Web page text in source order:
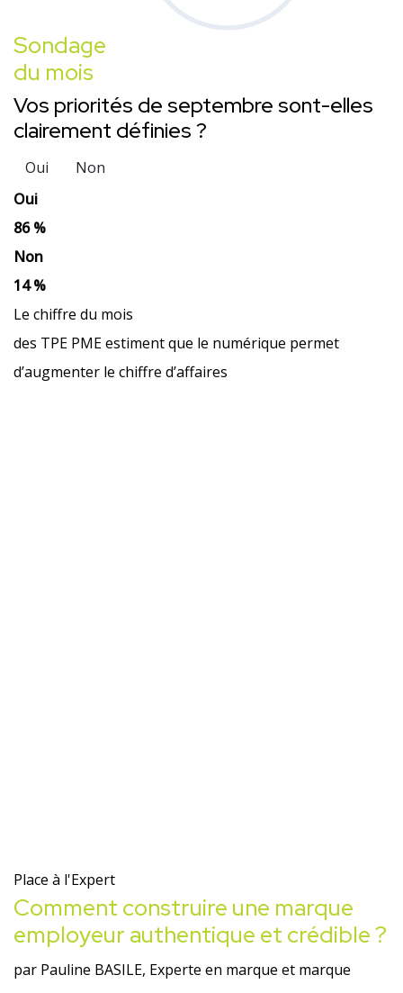
Sondage
du mois
Vos priorités de septembre sont-elles
clairement définies ?
Oui
Non
Oui
86 %
Non
14 %
Le chiffre du mois
des TPE PME estiment que le numérique permet
d’augmenter le chiffre d’affaires
Place à l'Expert
Comment construire une marque
employeur authentique et crédible ?
par Pauline BASILE, Experte en marque et marque